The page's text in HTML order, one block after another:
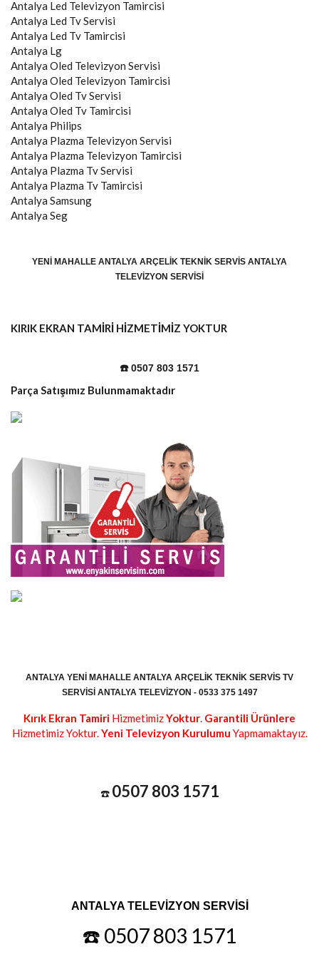
Antalya Led Televizyon Tamircisi
Antalya Led Tv Servisi
Antalya Led Tv Tamircisi
Antalya Lg
Antalya Oled Televizyon Servisi
Antalya Oled Televizyon Tamircisi
Antalya Oled Tv Servisi
Antalya Oled Tv Tamircisi
Antalya Philips
Antalya Plazma Televizyon Servisi
Antalya Plazma Televizyon Tamircisi
Antalya Plazma Tv Servisi
Antalya Plazma Tv Tamircisi
Antalya Samsung
Antalya Seg
YENI MAHALLE ANTALYA ARÇELIK TEKNIK SERVIS ANTALYA
TELEVIZYON SERVISI
KIRIK EKRAN TAMİRİ HİZMETİMİZ YOKTUR
☎️ 0507 803 1571
Parça Satışımız Bulunmamaktadır
ANTALYA YENI MAHALLE ANTALYA ARÇELIK TEKNIK SERVIS TV
SERVISI ANTALYA TELEVIZYON - 0533 375 1497
Kırık Ekran Tamiri HizmetimizYoktur. Garantili Ürünlere
Hizmetimiz Yoktur.Yeni Televizyon Kurulumu Yapmamaktayız.
☎️ 0507 803 1571
ANTALYA TELEVİZYON SERVİSİ
☎️ 0507 803 1571